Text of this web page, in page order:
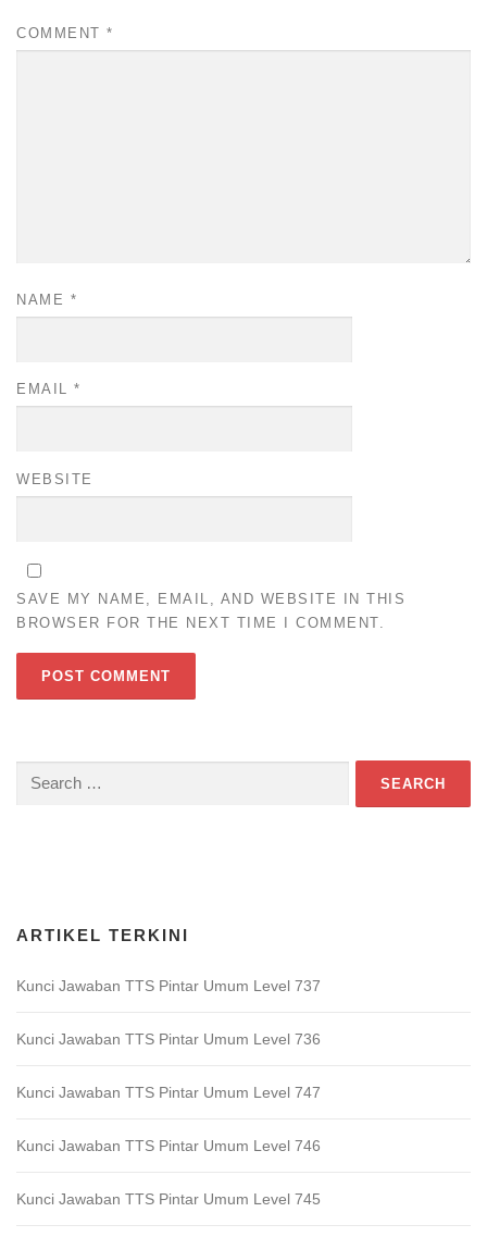
COMMENT *
NAME *
EMAIL *
WEBSITE
SAVE MY NAME, EMAIL, AND WEBSITE IN THIS
BROWSER FOR THE NEXT TIME I COMMENT.
Search
ARTIKEL TERKINI
Kunci Jawaban TTS Pintar Umum Level 737
Kunci Jawaban TTS Pintar Umum Level 736
Kunci Jawaban TTS Pintar Umum Level 747
Kunci Jawaban TTS Pintar Umum Level 746
Kunci Jawaban TTS Pintar Umum Level 745